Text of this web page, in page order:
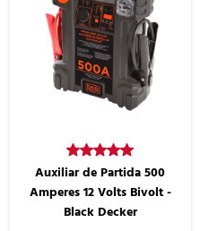
Auxiliar de Partida 500
Amperes 12 Volts Bivolt -
Black Decker